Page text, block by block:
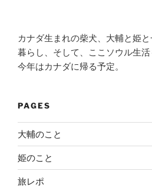
カナダ生まれの柴犬、大輔と姫
暮らし、そして、ここソウル生活
今年はカナダに帰る予定。
PAGES
大輔のこと
姫のこと
旅レポ